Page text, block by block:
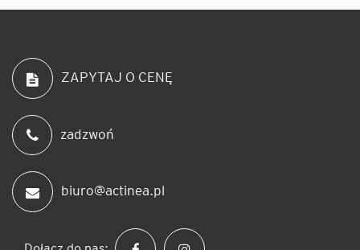
ZAPYTAJ O CENĘ
zadzwoń
biuro@actinea.pl